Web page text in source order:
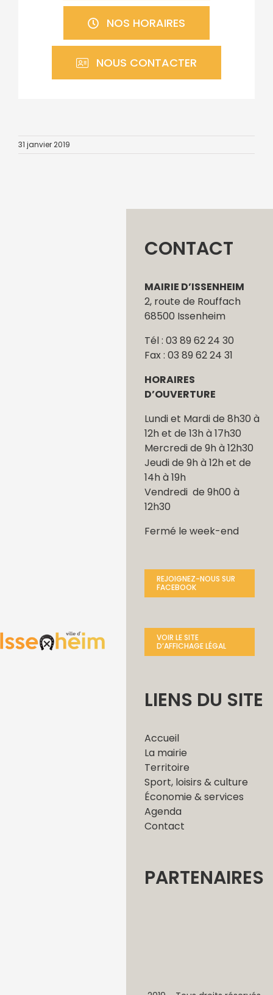
NOS HORAIRES
NOUS CONTACTER
31 janvier 2019
CONTACT
MAIRIE D’ISSENHEIM
2, route de Rouffach
68500 Issenheim
Tél : 03 89 62 24 30
Fax : 03 89 62 24 31
HORAIRES
D’OUVERTURE
Lundi et Mardi de 8h30 à
12h et de 13h à 17h30
Mercredi de 9h à 12h30
Jeudi de 9h à 12h et de
14h à 19h
Vendredi de 9h00 à
12h30
Fermé le week-end
REJOIGNEZ-NOUS SUR
FACEBOOK
VOIR LE SITE
D’AFFICHAGE LÉGAL
LIENS DU SITE
Accueil
La mairie
Territoire
Sport, loisirs & culture
Économie & services
Agenda
Contact
PARTENAIRES